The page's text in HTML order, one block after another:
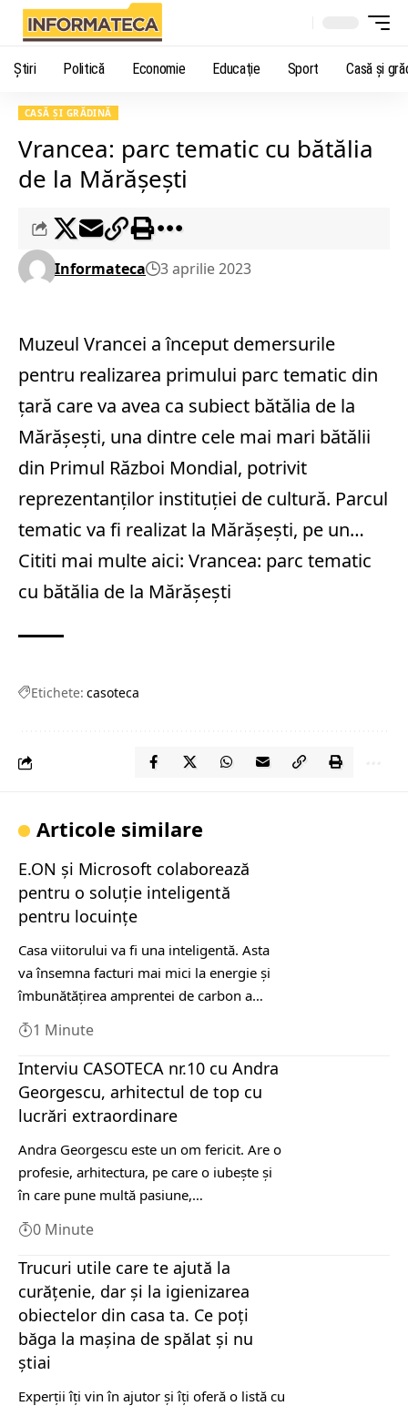
Știri Politică Economie Educaţie Sport Casă şi
CASĂ ŞI GRĂDINĂ
Vrancea: parc tematic cu bătălia
de la Mărăşeşti
Informateca 3 aprilie 2023
Muzeul Vrancei a început demersurile
pentru realizarea primului parc tematic din
ţară care va avea ca subiect bătălia de la
Mărăşeşti, una dintre cele mai mari bătălii
din Primul Război Mondial, potrivit
reprezentanţilor instituţiei de cultură. Parcul
tematic va fi realizat la Mărăşeşti, pe un…
Cititi mai multe aici: Vrancea: parc tematic
cu bătălia de la Mărăşeşti
Etichete: casoteca
Articole similare
E.ON și Microsoft colaborează
pentru o soluţie inteligentă
pentru locuinţe
Casa viitorului va fi una inteligentă. Asta
va însemna facturi mai mici la energie şi
îmbunătăţirea amprentei de carbon a…
1 Minute
Interviu CASOTECA nr.10 cu Andra
Georgescu, arhitectul de top cu
lucrări extraordinare
Andra Georgescu este un om fericit. Are o
profesie, arhitectura, pe care o iubește și
în care pune multă pasiune,…
0 Minute
Trucuri utile care te ajută la
curățenie, dar și la igienizarea
obiectelor din casa ta. Ce poți
băga la mașina de spălat și nu
știai
Experții îți vin în ajutor și îți oferă o listă cu